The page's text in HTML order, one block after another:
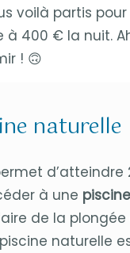
voilà partis
400 € la nuit.
! 🙃
naturelle
à une
de la
naturelle